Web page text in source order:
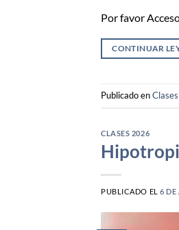
Por favor
CONTINUAR
Publicado en
CLASES 2026
PUBLICADO EL6 DE